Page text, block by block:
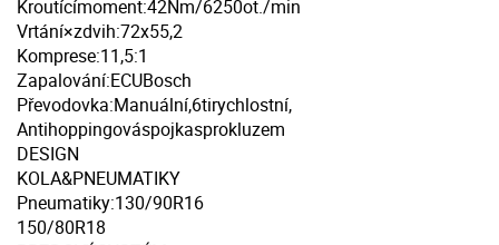
Kroutícímoment:42Nm/6250ot./min
Vrtání×zdvih:72x55,2
Komprese:11,5:1
Zapalování:ECUBosch
Převodovka:Manuální,6tirychlostní,
Antihoppingováspojkasprokluzem
DESIGN
KOLA&PNEUMATIKY
Pneumatiky:130/90R16
150/80R18